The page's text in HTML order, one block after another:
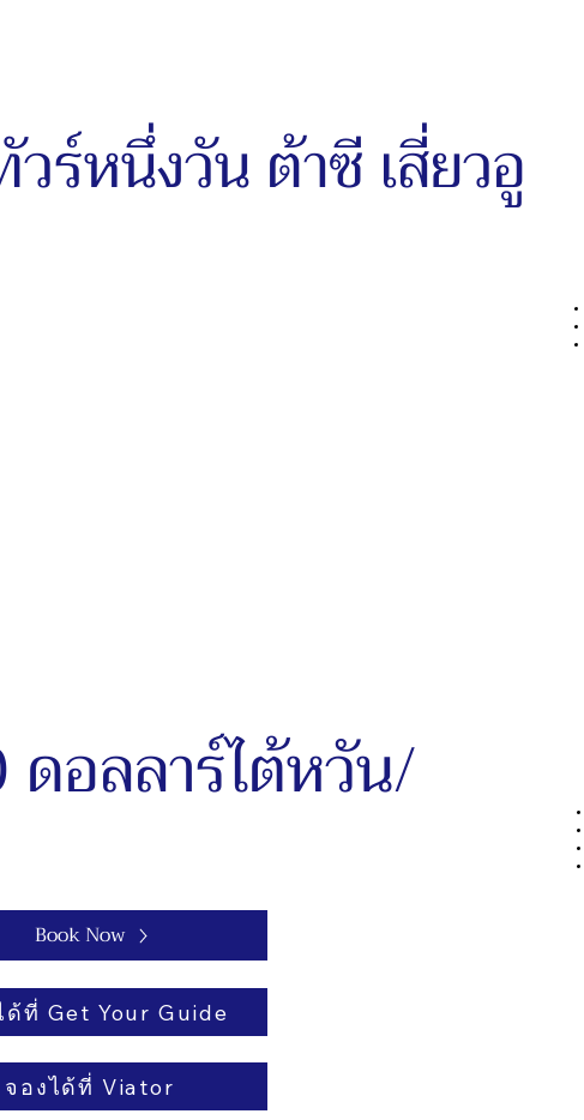
วร์หนึ่งวัน ต้าซี เสี่ยวอู
อลลาร์ไต้หวัน/
Book Now
ด้ที่ Get Your Guide
จองได้ที่ Viator